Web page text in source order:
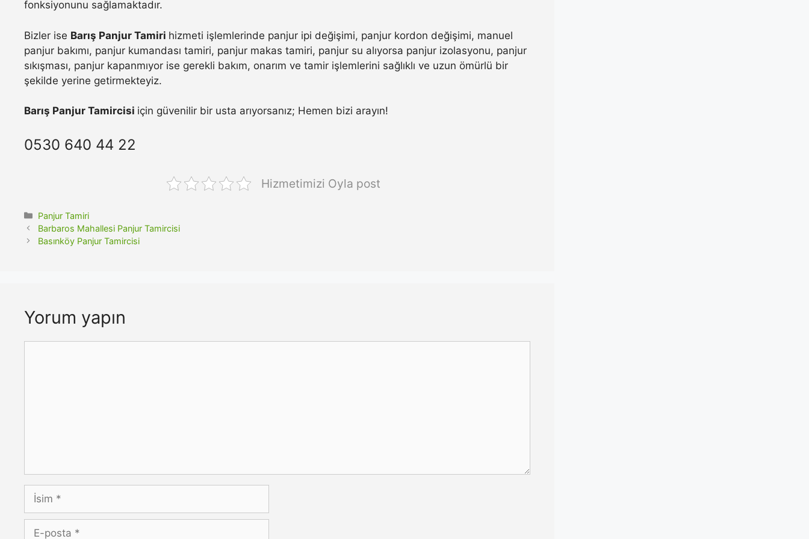
fonksiyonunu sağlamaktadır.
Bizler ise Barış Panjur Tamiri hizmeti işlemlerinde panjur ipi değişimi, panjur kordon değişimi, manuel
panjur bakımı, panjur kumandası tamiri, panjur makas tamiri, panjur su alıyorsa panjur izolasyonu, panjur
sıkışması, panjur kapanmıyor ise gerekli bakım, onarım ve tamir işlemlerini sağlıklı ve uzun ömürlü bir
şekilde yerine getirmekteyiz.
Barış Panjur Tamircisi için güvenilir bir usta arıyorsanız; Hemen bizi arayın!
0530 640 44 22
Hizmetimizi Oyla post
Kategoriler
Panjur Tamiri
Barbaros Mahallesi Panjur Tamircisi
Basınköy Panjur Tamircisi
Yorum yapın
İsim